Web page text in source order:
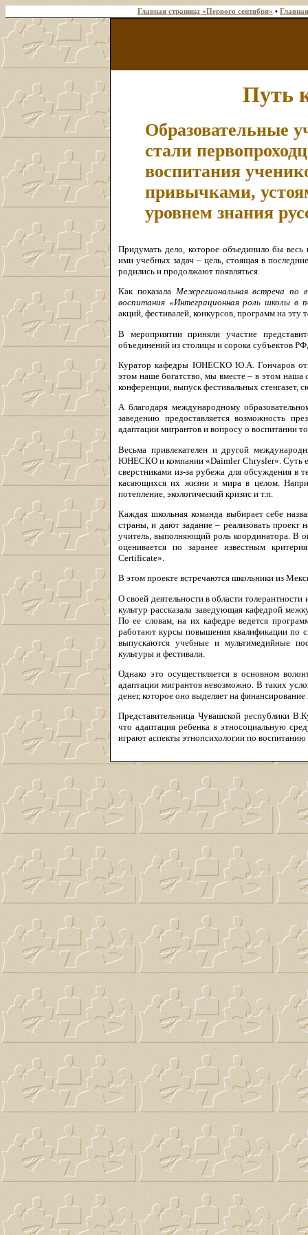
Главная страница «Первого сентября» •
Путь
Образовательные
стали
воспитания
привычками,
уровнем знания
Придумать дело, которое объединило бы
ими учебных задач – цель, стоящая в
родились и продолжают появляться.
Как показала Межрегиональная встреча по
воспитания «Интеграционная роль школы в
акций, фестивалей, конкурсов, программ на эту
В мероприятии приняли участие
объединений из столицы и сорока субъектов
Куратор кафедры ЮНЕСКО Ю.А. Гончаров
этом наше богатство, мы вместе – в этом наша
конференции, выпуск фестивальных стенгазет,
А благодаря международному
заведению предоставляется возможность
адаптации мигрантов и вопросу о воспитании
Весьма привлекателен и другой
ЮНЕСКО и компании «Daimler Chrysler». Суть
сверстниками из-за рубежа для обсуждения в
касающихся их жизни и мира в целом.
потепление, экологический кризис и т.п.
Каждая школьная команда выбирает себе
страны, и дают задание – реализовать
учитель, выполняющий роль координатора. В
оценивается по заранее известным
Certificate».
В этом проекте встречаются школьники из
О своей деятельности в области
культур рассказала заведующая кафедрой
По ее словам, на их кафедре ведется
работают курсы повышения квалификации по
выпускаются учебные и мультимедийные
культуры и фестивали.
Однако это осуществляется в основном
адаптации мигрантов невозможно. В таких
денег, которое оно выделяет на
Представительница Чувашской республики
что адаптация ребенка в этносоциальную
играют аспекты этнопсихологии по